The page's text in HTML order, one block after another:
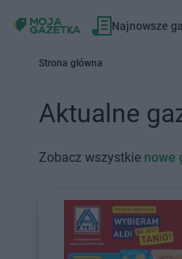
Najnowsze
Strona główna
Aktualne
Zobacz wszystkie nowe